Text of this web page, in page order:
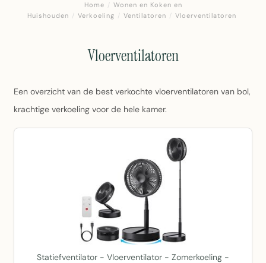
Home / Wonen en Koken en
Huishouden / Verkoeling / Ventilatoren / Vloerventilatoren
Vloerventilatoren
Een overzicht van de best verkochte vloerventilatoren van bol,
krachtige verkoeling voor de hele kamer.
Statiefventilator - Vloerventilator - Zomerkoeling -